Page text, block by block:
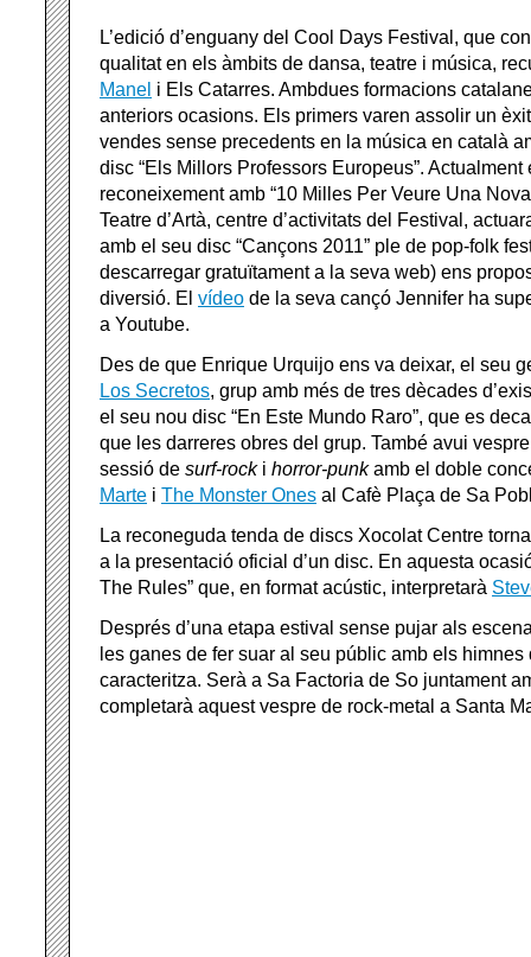
L’edició d’enguany del Cool Days Festival, que
qualitat en els àmbits de dansa, teatre i música,
Manel i Els Catarres. Ambdues formacions
anteriors ocasions. Els primers varen assolir un
vendes sense precedents en la música en català
disc “Els Millors Professors Europeus”.
reconeixement amb “10 Milles Per Veure Una
Teatre d’Artà, centre d’activitats del Festival,
amb el seu disc “Cançons 2011” ple de pop-folk
descarregar gratuïtament a la seva web) ens
diversió. El vídeo de la seva cançó Jennifer ha
a Youtube.
Des de que Enrique Urquijo ens va deixar, el seu
Los Secretos, grup amb més de tres dècades
el seu nou disc “En Este Mundo Raro”, que es
que les darreres obres del grup. També avui
sessió de surf-rocki horror-punkamb el doble
Marte i The Monster Ones al Cafè Plaça de Sa
La reconeguda tenda de discs Xocolat Centre
a la presentació oficial d’un disc. En aquesta
The Rules” que, en format acústic, interpretarà
Després d’una etapa estival sense pujar als
les ganes de fer suar al seu públic amb els himnes
caracteritza. Serà a Sa Factoria de So juntament
completarà aquest vespre de rock-metal a Santa